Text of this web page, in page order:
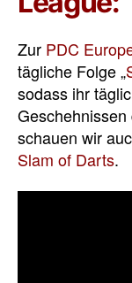
Zur PDC
tägliche Folge „
sodass ihr
schauen wir
Slam of Darts.